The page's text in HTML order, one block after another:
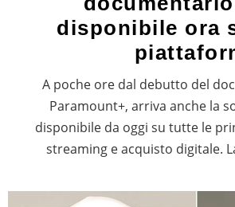
disponibile ora
A poche ore dal debutto del
Paramount+, arriva anche la
disponibile da oggi su tutte le
streaming e acquisto digitale.